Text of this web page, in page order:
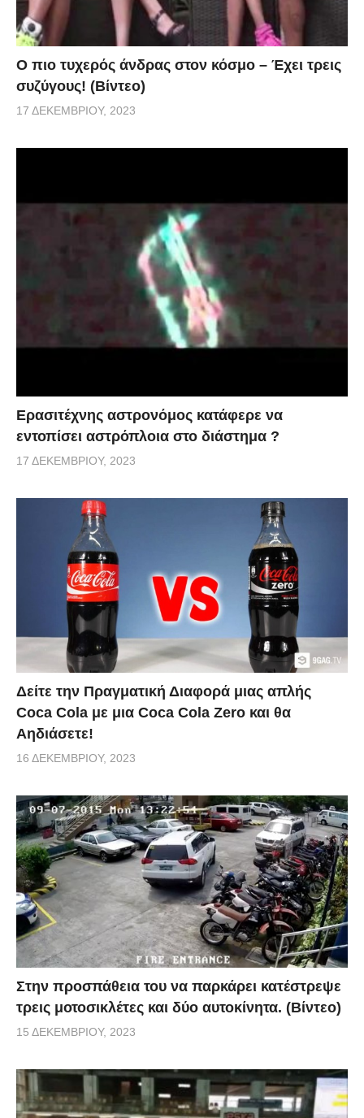
Ο πιο τυχερός άνδρας στον κόσμο – Έχει τρεις
συζύγους! (Βίντεο)
17 ΔΕΚΕΜΒΡΊΟΥ, 2023
Ερασιτέχνης αστρονόμος κατάφερε να
εντοπίσει αστρόπλοια στο διάστημα ?
17 ΔΕΚΕΜΒΡΊΟΥ, 2023
Δείτε την Πραγματική Διαφορά μιας απλής
Coca Cola με μια Coca Cola Zero και θα
Αηδιάσετε!
16 ΔΕΚΕΜΒΡΊΟΥ, 2023
Στην προσπάθεια του να παρκάρει κατέστρεψε
τρεις μοτοσικλέτες και δύο αυτοκίνητα. (Βίντεο)
15 ΔΕΚΕΜΒΡΊΟΥ, 2023